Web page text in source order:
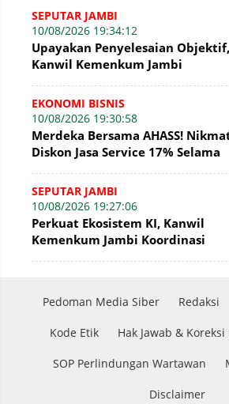
Penguatan Kerja Sama
SEPUTAR JAMBI
10/08/2026 19:34:12
Upayakan Penyelesaian Objektif,
Kanwil Kemenkum Jambi
Sengketa KI
EKONOMI BISNIS
10/08/2026 19:30:58
Merdeka Bersama AHASS!
Diskon Jasa Service 17% Selama
SEPUTAR JAMBI
10/08/2026 19:27:06
Perkuat Ekosistem KI, Kanwil
Kemenkum Jambi Koordinasi
Pedoman Media Siber Redaksi
Kode Etik Hak Jawab &
SOP Perlindungan Wartawan
Disclaimer